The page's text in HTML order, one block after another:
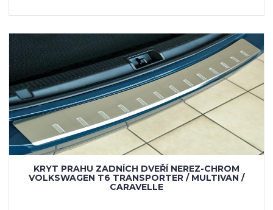
KRYT PRAHU ZADNÍCH DVEŘÍ NEREZ-CHROM
VOLKSWAGEN T6 TRANSPORTER / MULTIVAN /
CARAVELLE